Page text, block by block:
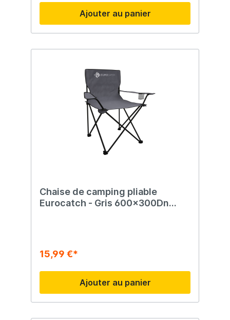
réglables Grands pieds pivotants avec
garde-boue Dossier réglable Accoudoirs
molletonnés
Ajouter au panier
Chaise de camping pliable
Eurocatch - Gris 600x300Dn
15,99 €*
Ajouter au panier